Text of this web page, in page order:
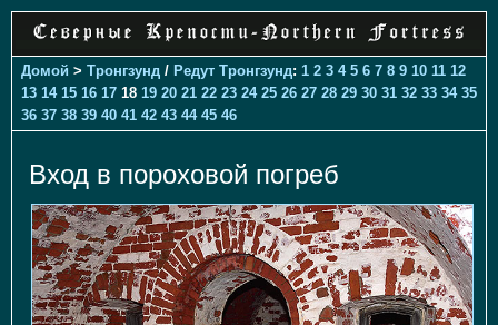
Домой > Тронгзунд / Редут Тронгзунд: 1 2 3 4 5 6 7 8 9 10 11 12
13 14 15 16 17 18 19 20 21 22 23 24 25 26 27 28 29 30 31 32 33 34 35
36 37 38 39 40 41 42 43 44 45 46
Вход в пороховой погреб